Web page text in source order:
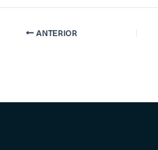
ANTERIOR